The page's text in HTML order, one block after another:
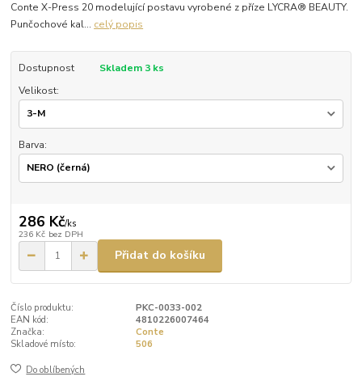
Conte X-Press 20 modelující postavu vyrobené z příze LYCRA® BEAUTY.
Punčochové kal... celý popis
Dostupnost
Skladem 3 ks
Velikost:
Barva:
286 Kč/ks
236 Kč bez DPH
Přidat do košíku
Číslo produktu:
PKC-0033-002
EAN kód:
4810226007464
Značka:
Conte
Skladové místo:
506
Do oblíbených